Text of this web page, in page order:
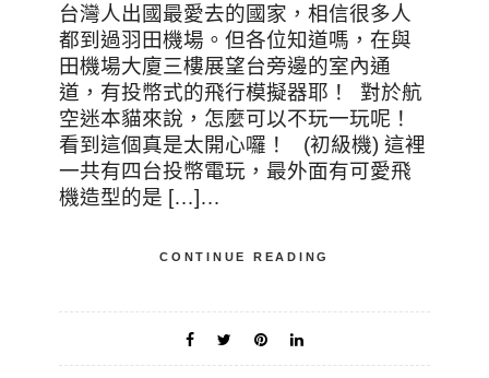
台灣人出國最愛去的國家，相信很多人
都到過羽田機場。但各位知道嗎，在與
田機場大廈三樓展望台旁邊的室內通
道，有投幣式的飛行模擬器耶！ 對於航
空迷本貓來說，怎麼可以不玩一玩呢！
看到這個真是太開心囉！ (初級機) 這裡
一共有四台投幣電玩，最外面有可愛飛
機造型的是 […]…
CONTINUE READING